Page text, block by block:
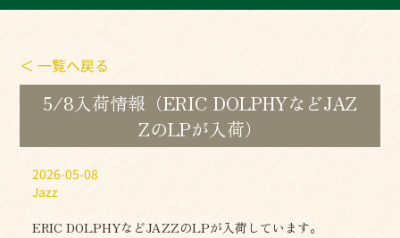
＜ 一覧へ戻る
5/8入荷情報（ERIC DOLPHYなどJAZ
ZのLPが入荷）
2026-05-08
Jazz
ERIC DOLPHYなどJAZZのLPが入荷しています。